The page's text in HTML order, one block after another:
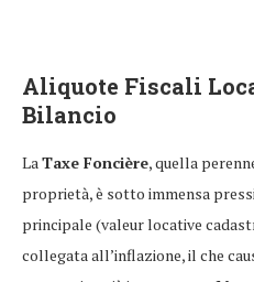
Aliquote Fiscali
Bilancio
LaTaxe Foncière, quella
proprietà, è sotto immensa
principale (valeur locative
collegata all’inflazione, il che